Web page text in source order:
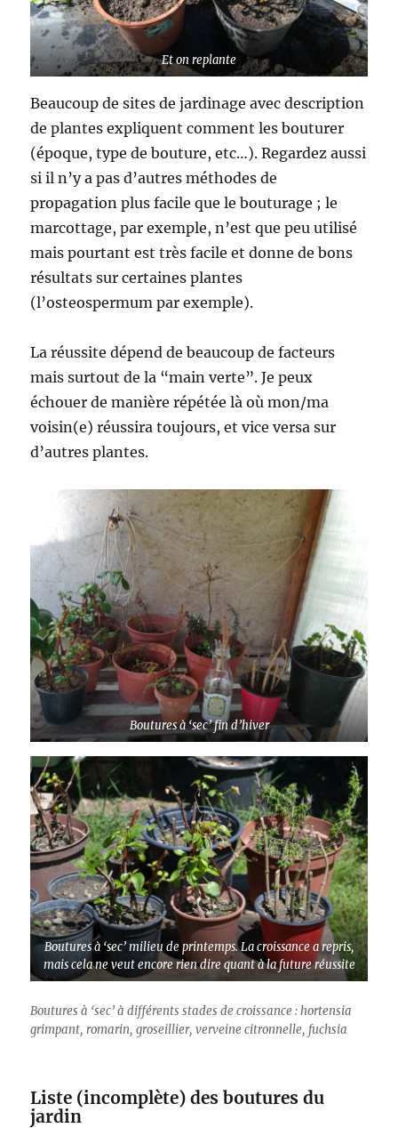
Et on replante
Beaucoup de sites de jardinage avec description
de plantes expliquent comment les bouturer
(époque, type de bouture, etc…). Regardez aussi
si il n’y a pas d’autres méthodes de
propagation plus facile que le bouturage ; le
marcottage, par exemple, n’est que peu utilisé
mais pourtant est très facile et donne de bons
résultats sur certaines plantes
(l’osteospermum par exemple).
La réussite dépend de beaucoup de facteurs
mais surtout de la “main verte”. Je peux
échouer de manière répétée là où mon/ma
voisin(e) réussira toujours, et vice versa sur
d’autres plantes.
Boutures à ‘sec’ fin d’hiver
Boutures à ‘sec’ milieu de printemps. La croissance a repris,
mais cela ne veut encore rien dire quant à la future réussite
Boutures à ‘sec’ à différents stades de croissance : hortensia
grimpant, romarin, groseillier, verveine citronnelle, fuchsia
Liste (incomplète) des boutures du
jardin